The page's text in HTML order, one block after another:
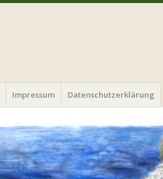
Impressum Datenschutzerklärung